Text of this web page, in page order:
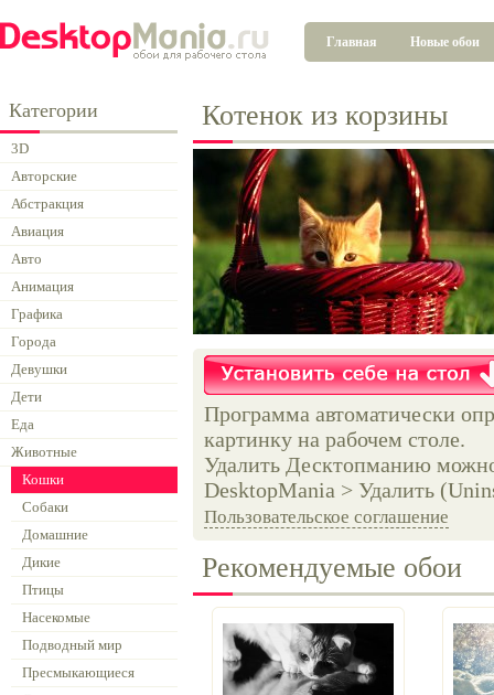
Главная Новые обои
Категории
3D
Авторские
Абстракция
Авиация
Авто
Анимация
Графика
Города
Девушки
Дети
Еда
Животные
Кошки
Собаки
Домашние
Дикие
Птицы
Насекомые
Подводный мир
Пресмыкающиеся
Котенок из корзины
Программа автоматически
картинку на рабочем столе.
Удалить Десктопманию
DesktopMania > Удалить
Пользовательское соглашение
Рекомендуемые обои